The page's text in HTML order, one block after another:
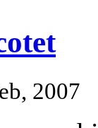
2007